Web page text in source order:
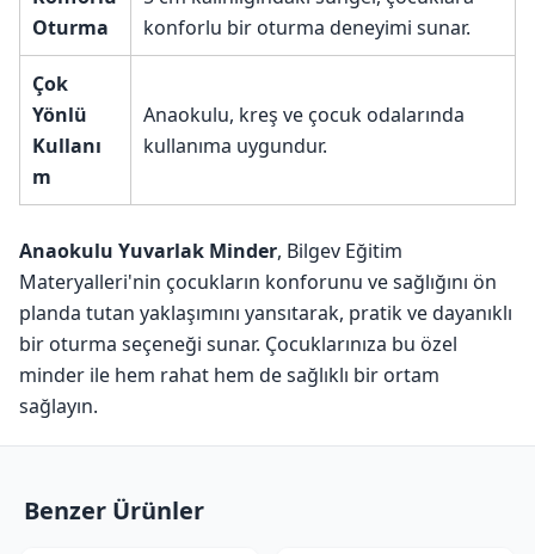
Oturma
konforlu bir oturma deneyimi sunar.
Çok
Yönlü
Kullanı
m
Anaokulu, kreş ve çocuk odalarında
kullanıma uygundur.
Anaokulu Yuvarlak Minder, Bilgev Eğitim
Materyalleri'nin çocukların konforunu ve sağlığını ön
planda tutan yaklaşımını yansıtarak, pratik ve dayanıklı
bir oturma seçeneği sunar. Çocuklarınıza bu özel
minder ile hem rahat hem de sağlıklı bir ortam
sağlayın.
Benzer Ürünler